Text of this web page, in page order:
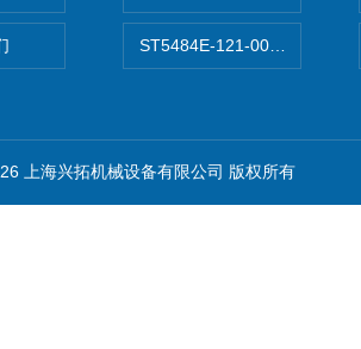
ST5484E-121-0032-00美国
上海兴拓机械设备有限公司 版权所有